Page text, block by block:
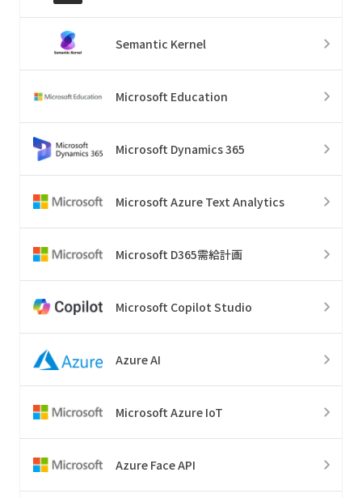
Semantic Kernel
Microsoft Education
Microsoft Dynamics 365
Microsoft Azure Text Analytics
Microsoft D365需給計画
Microsoft Copilot Studio
Azure AI
Microsoft Azure IoT
Azure Face API